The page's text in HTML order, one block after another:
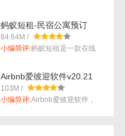
蚂蚁短租-民宿公寓预订
v6.13.4
84.64M /
小编简评:蚂蚁短租是一款在线
Airbnb爱彼迎软件v20.21
103M /
小编简评:Airbnb爱彼迎软件，